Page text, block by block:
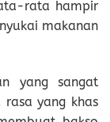
rata hampir
makanan
yang sangat
yang khas